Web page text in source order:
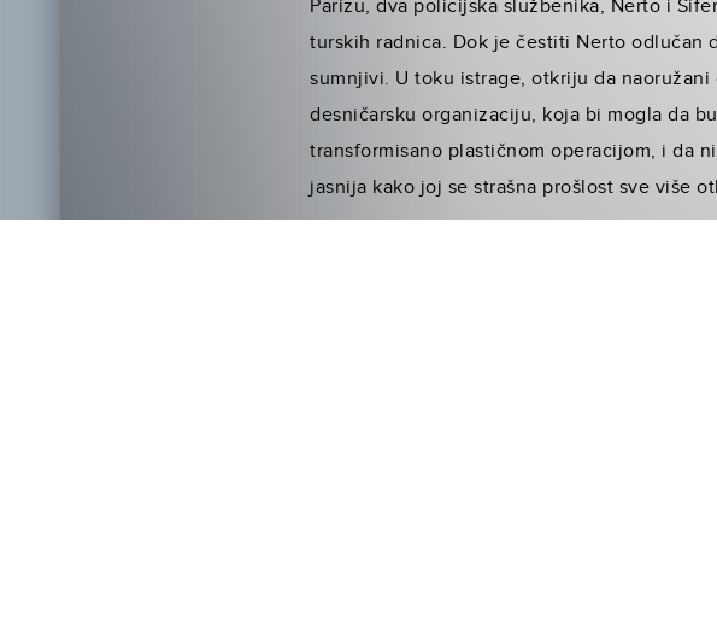
Parizu, dva policijska službenika, Nerto i
turskih radnica. Dok je čestiti Nerto odlučan
sumnjivi. U toku istrage, otkriju da
desničarsku organizaciju, koja bi mogla da
transformisano plastičnom operacijom, i da
jasnija kako joj se strašna prošlost sve više